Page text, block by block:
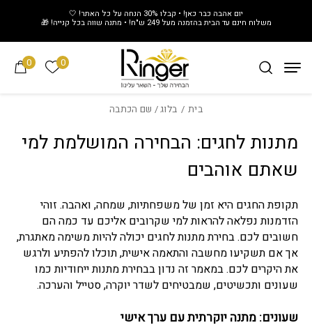
יום אהבה כבר כאן! • קבלו 30% הנחה על כל האתר! 🤍
משלוח חינם עד הבית בהזמנה מעל 249 ש"ח! • מתנה שווה בכל קנייה! 🎁
0 0 הרשימה
בית / בלוג/ שם הכתבה
מתנות לחגים: הבחירה המושלמת למי
שאתם אוהבים
תקופת החגים היא זמן של משפחתיות, שמחה, ואהבה. זוהי
הזדמנות נפלאה להראות למי שקרובים אליכם עד כמה הם
חשובים לכם. בחירת מתנות לחגים יכולה להיות משימה מאתגרת,
אך אם תשקיעו מחשבה והתאמה אישית, תוכלו להפתיע ולרגש
את היקרים לכם. במאמר זה נדון בבחירת מתנות ייחודיות כמו
שעונים ותכשיטים, שמבטיחים לשדר יוקרה, סטייל והערכה.
שעונים: מתנה יוקרתית עם ערך אישי